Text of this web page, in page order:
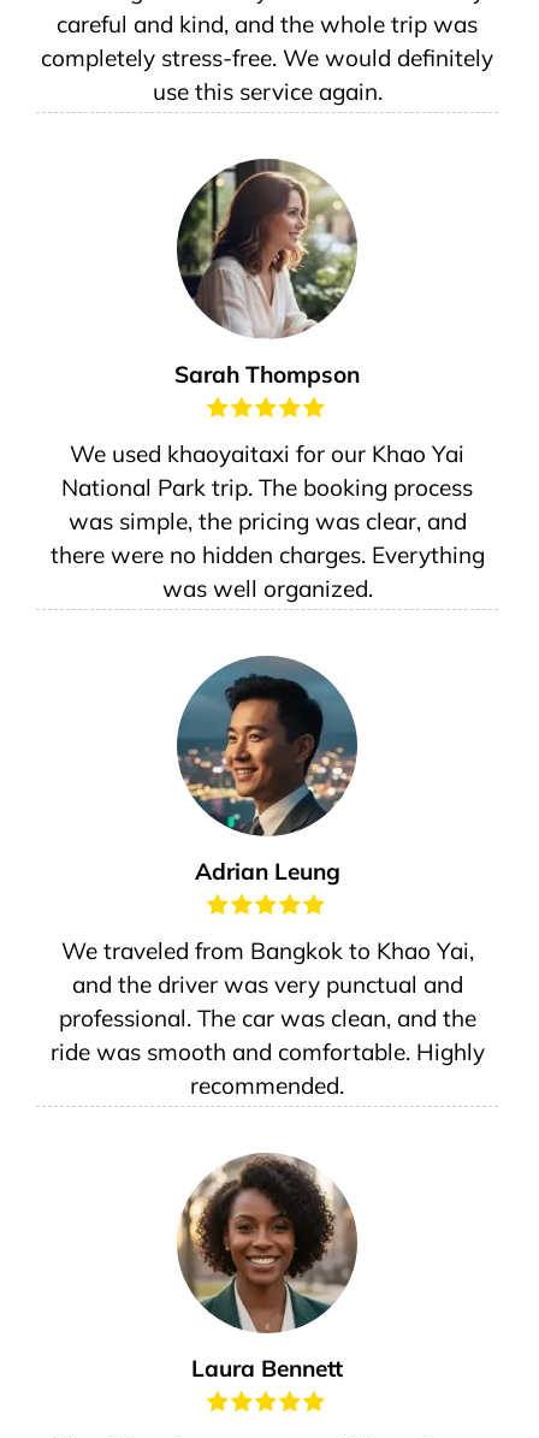
careful and kind, and the whole trip was
completely stress-free. We would definitely
use this service again.
Sarah Thompson
We used khaoyaitaxi for our Khao Yai
National Park trip. The booking process
was simple, the pricing was clear, and
there were no hidden charges. Everything
was well organized.
Adrian Leung
We traveled from Bangkok to Khao Yai,
and the driver was very punctual and
professional. The car was clean, and the
ride was smooth and comfortable. Highly
recommended.
Laura Bennett